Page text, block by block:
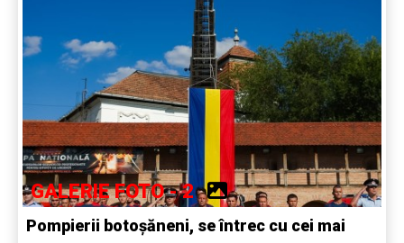
GALERIE FOTO - 2
Pompierii botoșăneni, se întrec cu cei mai